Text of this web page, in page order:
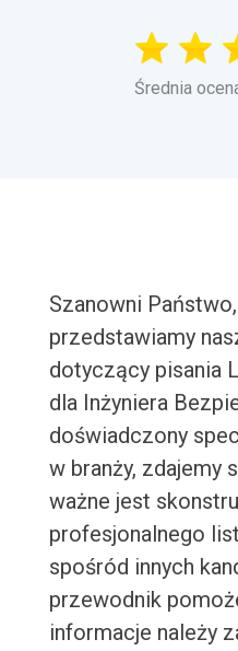
Średnia
Szanowni
przedstawiamy
dotyczący pisania
dla Inżyniera
doświadczony
w branży, zdajemy
ważne jest
profesjonalnego
spośród innych
przewodnik
informacje należy